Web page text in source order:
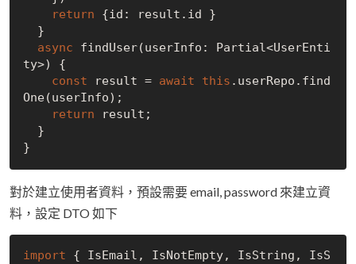
return {id: result.id }
async findUser(userInfo: Partial<UserEnti
ty>) {
const result = await this .userRepo.find
One(userInfo);
return result;
對於建立使用者資料，預設需要 email, password 來建立資
料，設定 DTO 如下
import { IsEmail, IsNotEmpty, IsString, IsS